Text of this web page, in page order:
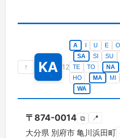
↑ KA 12
A U E O
SA
SI SU
TE
TO NA
HO
MA MI
WA
〒 874-0014 ⧉ 📍
大分県 別府市 亀川浜田町